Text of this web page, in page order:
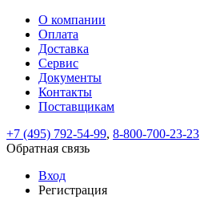
ВходРегистрация
Только
test@example.com
отправлена
по
ней
для
регистрации.
Только
Восстановление
пароля
Заполните
форму.
Мы
отправим
ссылку
на
На
вашу
test@test.ru
отправлена
ссылка.
Введите
новый
пароль
Пароль
успешно
Войти
Обратная
связь
Ваше
сообщение
успешно
О компании
Оплата
Доставка
Сервис
Документы
Контакты
Поставщикам
+7 (495) 792-54-99, 8-800-700-23-23
Обратная связь
Вход
Регистрация